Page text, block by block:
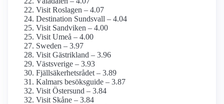
Visit Roslagen – 4.07
Destination Sundsvall – 4.04
Visit Sandviken – 4.00
Visit Umeå – 4.00
Sweden – 3.97
Visit Gästrikland – 3.96
Västsverige – 3.93
Fjällsäkerhetsrådet – 3.89
Kalmars besöksguide – 3.87
Visit Östersund – 3.84
Visit Skåne – 3.84